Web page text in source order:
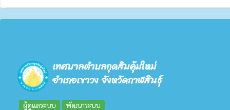
เทศบาลตำบลกุดสิมคุ้มใหม่
อำเภอเขาวง จังหวัดกาฬสินธุ์
ผู้ดูแลระบบ พัฒนาระบบ